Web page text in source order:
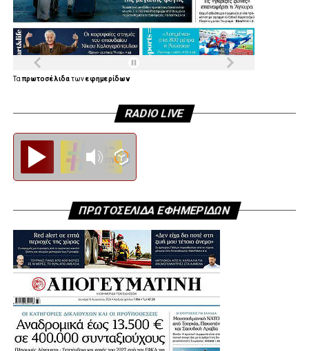
Ταπρωτοσέλιδατωνεφημερίδων
RADIO LIVE
ΠΡΩΤΟΣΕΛΙΔΑ ΕΦΗΜΕΡΙΔΩΝ